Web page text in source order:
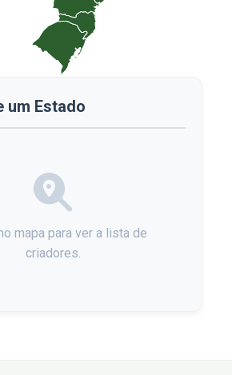
um Estado
mapa para ver a lista de
criadores.